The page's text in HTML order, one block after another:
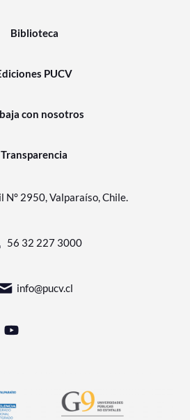
Biblioteca
PUCV
con nosotros
Transparencia
N° 2950, Valparaíso, Chile.
56 32 227 3000
info@pucv.cl